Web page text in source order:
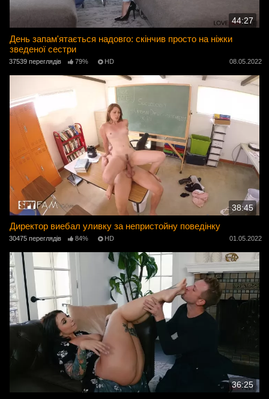
44:27
День запам'ятається надовго: скінчив просто на ніжки
зведеної сестри
37539 переглядів 79% HD 08.05.2022
38:45
Директор виебал уливку за непристойну поведінку
30475 переглядів 84% HD 01.05.2022
36:25